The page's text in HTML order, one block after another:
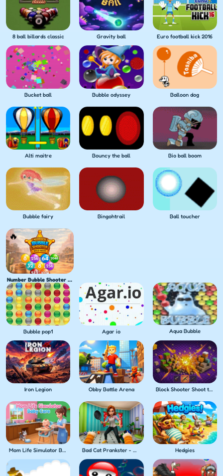
8 ball billards classic Gravity ball Euro football kick 2016
Bucket ball Bubble odyssey Balloon dog
Alti maitre Bouncy the ball Bio ball boom
Bubble fairy Bingohtrail Ball toucher
Number Bubble Shooter Wild West
Bubble pop1 Agar io Aqua Bubble
Iron Legion Obby Battle Arena Block Shooter Shoot the Blocks!
Mom Life Simulator Baby Care Bad Cat Prankster - Mom's Return Hedgies